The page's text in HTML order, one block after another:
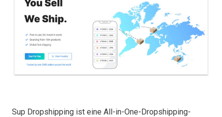
Sup Dropshipping ist eine All-in-One-Dropshipping-